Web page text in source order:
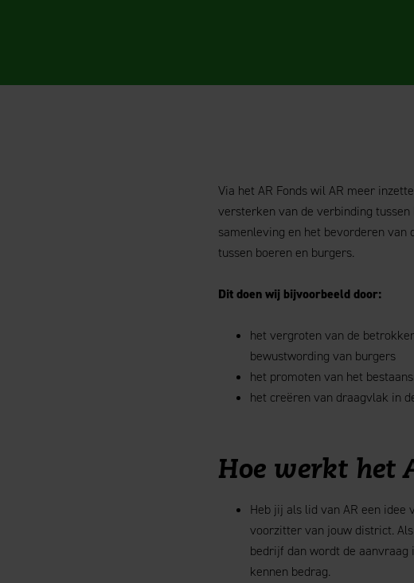
Via het AR Fonds wil AR meer
versterken van de verbinding tussen
samenleving en het bevorderen van
tussen boeren en burgers.
Dit doen wij bijvoorbeeld door:
het vergroten van de
bewustwording van burgers
het promoten van het
het creëren van draagvlak in
Hoe werkt het
Heb jij als lid van AR een
voorzitter van jouw district.
bedrijf dan wordt de
kennen bedrag.